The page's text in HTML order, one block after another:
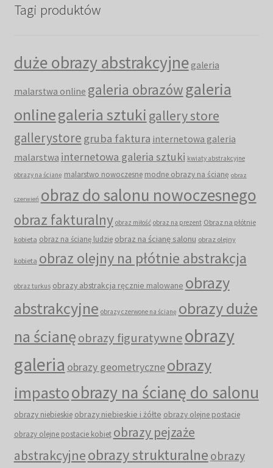
Tagi produktów
duże obrazy abstrakcyjne galeria
malarstwa online galeria obrazów galeria
onlinegaleria sztuki gallery store
gallerystore gruba faktura internetowa galeria
malarstwa internetowa galeria sztuki kwiaty abstrakcyjne
obrazy na ścianę malarstwo nowoczesne modne obrazy na ścianę obraz
czerwień obraz do salonu nowoczesnego
obraz fakturalny obraz miłość obraz na prezent Obraz na płótnie
kobieta obraz na ścianę ludzie obraz na ścianę salonu obraz olejny
kobieta obraz olejny na płótnie abstrakcja
obraz turkus obrazy abstrakcja ręcznie malowane obrazy
abstrakcyjne obrazy czerwone na ścianę obrazy duże
na ścianęobrazy figuratywneobrazy
galeria obrazy geometryczneobrazy
impastoobrazy na ścianę do salonu
obrazy niebieskie obrazy niebieskie i żółte obrazy olejne postacie
obrazy olejne postacie kobiet obrazy pejzaże
abstrakcyjneobrazy strukturalne obrazy